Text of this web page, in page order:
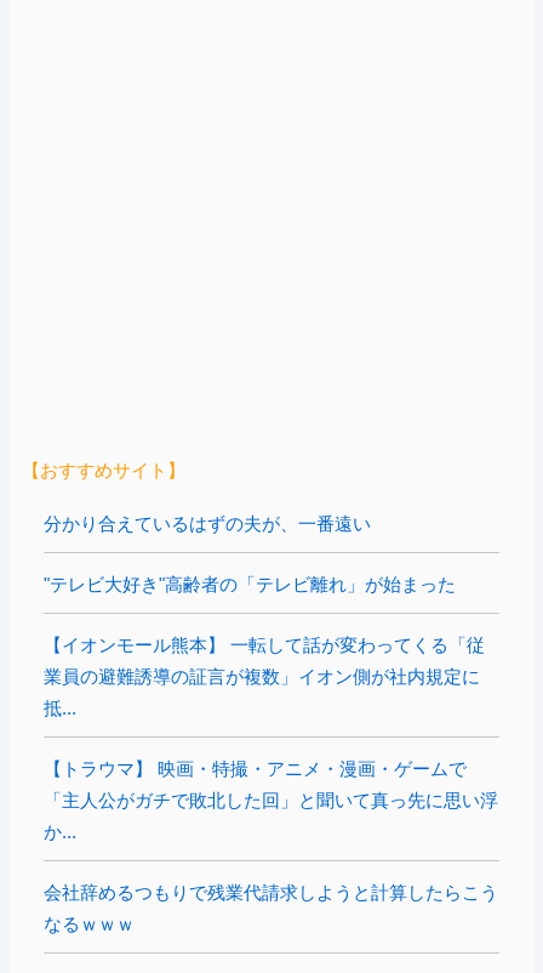
【おすすめサイト】
分かり合えているはずの夫が、一番遠い
"テレビ大好き"高齢者の「テレビ離れ」が始まった
【イオンモール熊本】 一転して話が変わってくる「従
業員の避難誘導の証言が複数」イオン側が社内規定に
抵...
【トラウマ】 映画・特撮・アニメ・漫画・ゲームで
「主人公がガチで敗北した回」と聞いて真っ先に思い浮
か...
会社辞めるつもりで残業代請求しようと計算したらこう
なるｗｗｗ